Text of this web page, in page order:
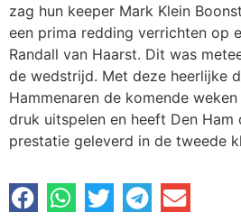
zag hun keeper Mark Klein
een prima redding verrichten op
Randall van Haarst. Dit was
de wedstrijd. Met deze heerlijke
Hammenaren de komende
druk uitspelen en heeft Den Ham
prestatie geleverd in de tweede